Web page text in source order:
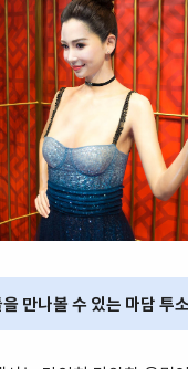
만나볼 수 있는 마담 투